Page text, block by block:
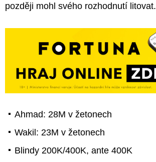
později mohl svého rozhodnutí litovat.
Ahmad: 28M v žetonech
Wakil: 23M v žetonech
Blindy 200K/400K, ante 400K